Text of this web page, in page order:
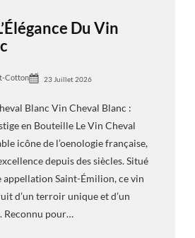
Du Vin
Cotton 23 Juillet 2026
Blanc Vin Cheval Blanc :
en Bouteille Le Vin Cheval
icône de l’oenologie française,
depuis des siècles. Situé
appellation Saint-Émilion, ce vin
d’un terroir unique et d’un
Reconnu pour…